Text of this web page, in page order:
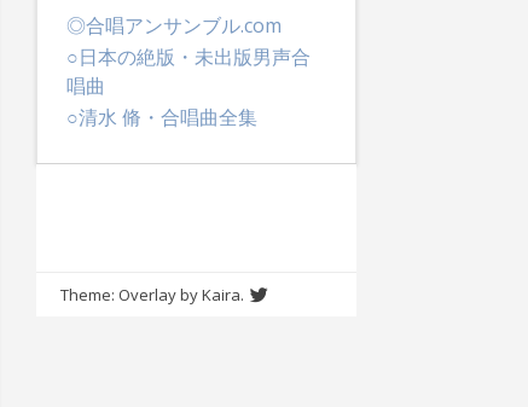
◎合唱アンサンブル.com
○日本の絶版・未出版男声合
唱曲
○清水 脩・合唱曲全集
Theme: Overlay byKaira.